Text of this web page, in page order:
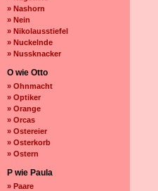
» Nashorn
» Nein
» Nikolausstiefel
» Nuckelnde
» Nussknacker
O wie Otto
» Ohnmacht
» Optiker
» Orange
» Orcas
» Ostereier
» Osterkorb
» Ostern
P wie Paula
» Paare